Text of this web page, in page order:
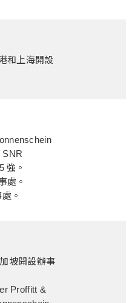
和上海開設
SNR
強。
處。
。
坡開設辦事
Proffitt &